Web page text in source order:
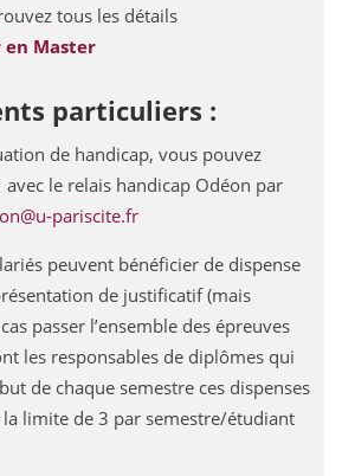
tous les détails
Master
particuliers :
de handicap, vous pouvez
le relais handicap Odéon par
pariscite.fr
peuvent bénéficier de dispense
de justificatif (mais
passer l’ensemble des épreuves
les responsables de diplômes qui
de chaque semestre ces dispenses
la limite de 3 par semestre/étudiant